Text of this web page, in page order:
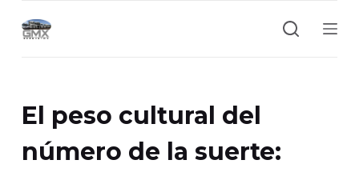
a
El peso cultural del
número de la suerte: